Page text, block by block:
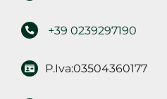
+39 0239297190
P.Iva:03504360177